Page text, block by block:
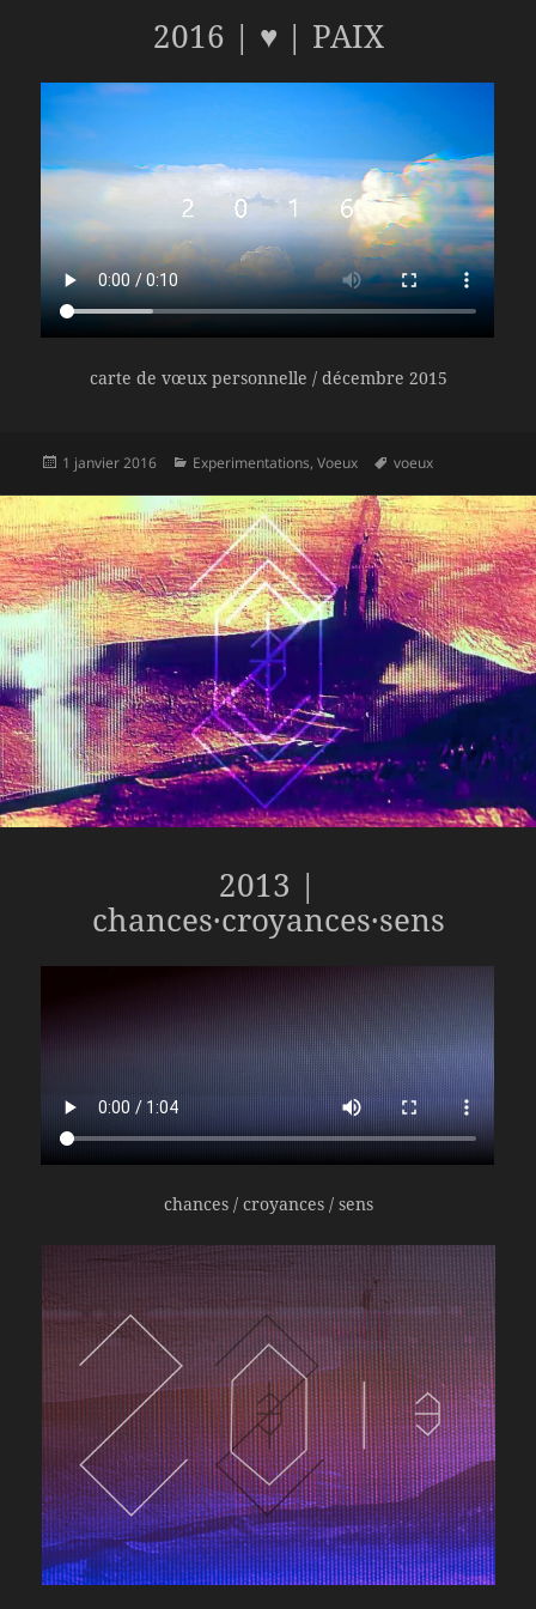
2016 | ♥ | PAIX
carte de vœux personnelle / décembre 2015
Publié
1 janvier 2016 Catégories
Experimentations,Voeux
Mots-
voeux
2013 |
chances·croyances·sens
chances / croyances / sens